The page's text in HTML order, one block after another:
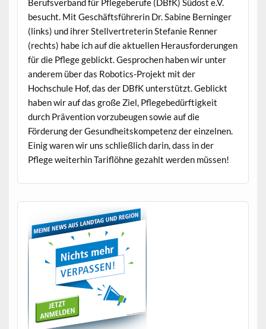
Berufsver­band für Pflege­berufe (DBfK) Südost e.V.
besucht. Mit Geschäfts­führerin Dr. Sabine Berninger
(links) und ihrer Stel­lvertreterin Ste­fanie Ren­ner
(rechts) habe ich auf die aktuellen Her­aus­forderun­gen
für die Pflege geblickt. Gesprochen haben wir unter
anderem über das Robot­ics-Pro­jekt mit der
Hochschule Hof, das der DBfK unter­stützt. Geblickt
haben wir auf das große Ziel, Pflegebedürftigkeit
durch Präven­tion vorzubeu­gen sowie auf die
Förderung der Gesund­heit­skom­pe­tenz der einzel­nen.
Einig waren wir uns schließlich darin, dass in der
Pflege weit­er­hin Tar­i­flöhne gezahlt wer­den müssen!